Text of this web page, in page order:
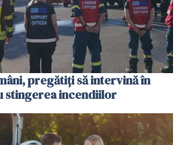
pregătiţi să intervină în
stingerea incendiilor